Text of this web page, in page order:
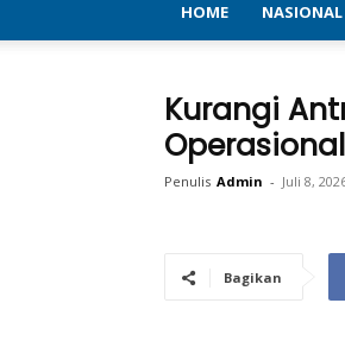
HOME NASIONAL
Kurangi
Penulis Admin - Juli 8,
Bagikan